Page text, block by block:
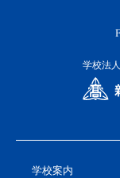
学校法
学校案内